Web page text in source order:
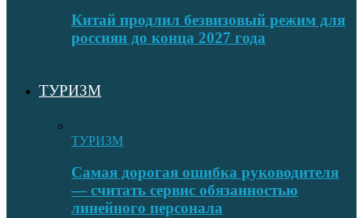
Китай продлил безвизовый режим для
россиян до конца 2027 года
ТУРИЗМ
ТУРИЗМ
Самая дорогая ошибка руководителя
— считать сервис обязанностью
линейного персонала